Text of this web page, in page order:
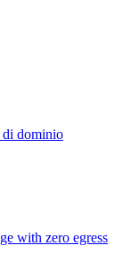
di dominio
with zero egress